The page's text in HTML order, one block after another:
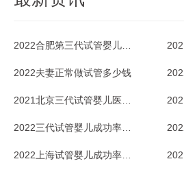
2022合肥第三代试管婴儿成功率多少？
2022夫妻正常做试管多少钱
2021北京三代试管婴儿医院排行榜一览
2022三代试管婴儿成功率有多高？
2022上海试管婴儿成功率高的医院排行榜怎样的？